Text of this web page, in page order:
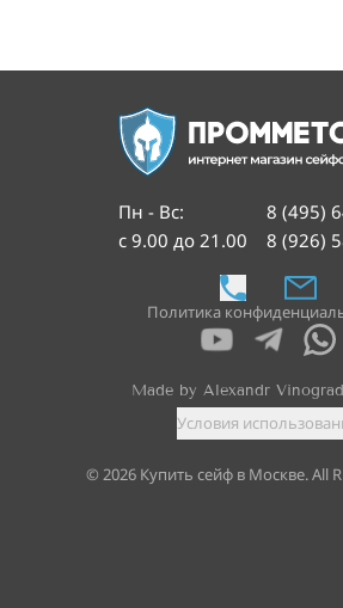
Пн - Вс:
с 9.00 до 21.00
8 (495)
8 (926)
Политика
Условия
© 2026Купить сейф в Москве. All
Made by Alexandr